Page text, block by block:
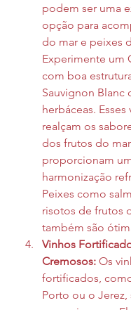
podem ser uma
opção para
do mar e peixes
Experimente um
com boa
Sauvignon Blanc
herbáceas. Esses
realçam os
dos frutos do
proporcionam
harmonização
Peixes como
risotos de frutos
também são
Vinhos
Cremosos: Os
fortificados,
Porto ou o